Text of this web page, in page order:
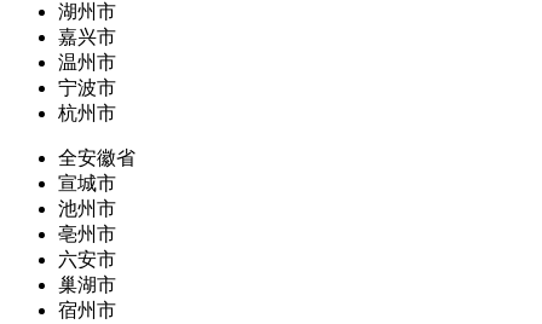
湖州市
嘉兴市
温州市
宁波市
杭州市
全安徽省
宣城市
池州市
亳州市
六安市
巢湖市
宿州市